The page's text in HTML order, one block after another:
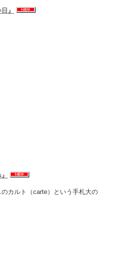
』
カルト（carte）という手札大の